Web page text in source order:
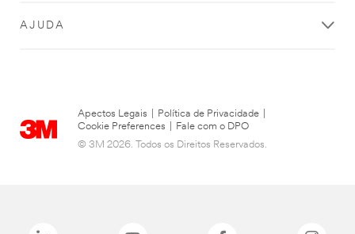
AJUDA
Apectos Legais Política de Privacidade
Cookie Preferences
Fale com o DPO
© 3M 2026. Todos os Direitos Reservados.